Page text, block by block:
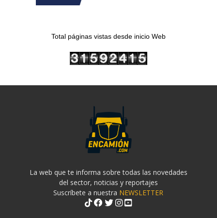
Total páginas vistas desde inicio Web
La web que te informa sobre todas las novedades
del sector, noticias y reportajes
Suscríbete a nuestra NEWSLETTER